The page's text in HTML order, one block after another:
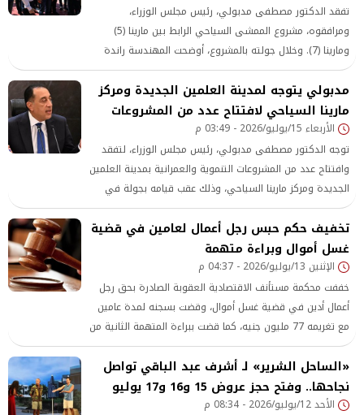
تفقد الدكتور مصطفى مدبولي، رئيس مجلس الوزراء،
ومرافقوه، مشروع الممشى السياحي الرابط بين مارينا (5)
ومارينا (7). وخلال جولته بالمشروع، أوضحت المهندسة راندة
المنشاوي، وزيرة الإسكان والمرافق والمجتمعات العمرانية، أن
المشروع يتضمن تنفيذ ممشى سياحي مُتكامل بطول 2750
متراً،
مدبولي يتوجه لمدينة العلمين الجديدة ومركز
مارينا السياحي لافتتاح عدد من المشروعات
الأربعاء 15/يوليو/2026 - 03:49 م
توجه الدكتور مصطفى مدبولي، رئيس مجلس الوزراء، لتفقد
وافتتاح عدد من المشروعات التنموية والعمرانية بمدينة العلمين
الجديدة ومركز مارينا السياحي، وذلك عقب قيامه بجولة في
عدد من مشروعات الإنتاج الزراعي والحيواني بمحافظات:
المنوفية والجيزة والبحيرة.
تخفيف حكم حبس رجل أعمال لعامين في قضية
غسل أموال وبراءة متهمة
الإثنين 13/يوليو/2026 - 04:37 م
خففت محكمة مستأنف الاقتصادية العقوبة الصادرة بحق رجل
أعمال أدين في قضية غسل أموال، وقضت بسجنه لمدة عامين
مع تغريمه 77 مليون جنيه، كما قضت ببراءة المتهمة الثانية من
الاتهامات المسندة إليها
«الساحل الشرير» لـ أشرف عبد الباقي تواصل
نجاحها.. وفتح حجز عروض 15 و16 و17 يوليو
الأحد 12/يوليو/2026 - 08:34 م